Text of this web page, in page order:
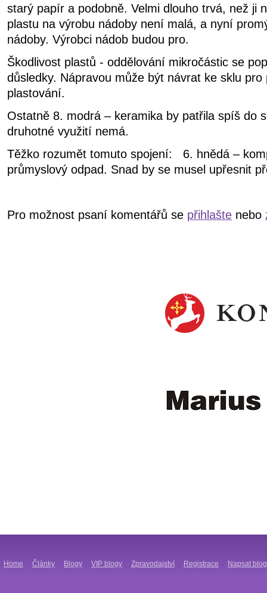
starý papír a podobně. Velmi dlouho trvá, než ji
plastu na výrobu nádoby není malá, a nyní
nádoby. Výrobci nádob budou pro.
Škodlivost plastů - oddělování mikročástic se
důsledky. Nápravou může být návrat ke sklu
plastování.
Ostatně 8. modrá – keramika by patřila spíš do
druhotné využití nemá.
Těžko rozumět tomuto spojení: 6. hnědá –
průmyslový odpad. Snad by se musel upřesnit
Pro možnost psaní komentářů se přihlašte nebo
Home Články Blogy VIP blogy Zpravodajství Registrace Napsat blog